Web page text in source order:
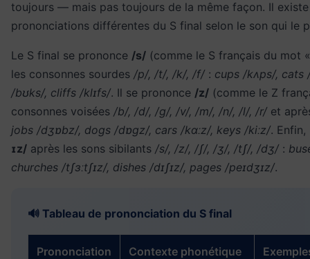
toujours — mais pas toujours de la même façon. Il
prononciations différentes du S final selon le son qui le
Le S final se prononce /s/ (comme le S français du mot
les consonnes sourdes /p/, /t/, /k/, /f/ : cups /kʌps/,
/bʊks/, cliffs /klɪfs/. Il se prononce /z/ (comme le Z
consonnes voisées /b/, /d/, /g/, /v/, /m/, /n/, /l/, /r/ et
jobs /dʒɒbz/, dogs /dɒgz/, cars /kɑːz/, keys /kiːz/.
ɪz/ après les sons sibilants /s/, /z/, /ʃ/, /ʒ/, /tʃ/, /dʒ/ :
churches /tʃɜːtʃɪz/, dishes /dɪʃɪz/, pages /peɪdʒɪz/.
🔊 Tableau de prononciation du S final
Prononciation Contexte phonétique